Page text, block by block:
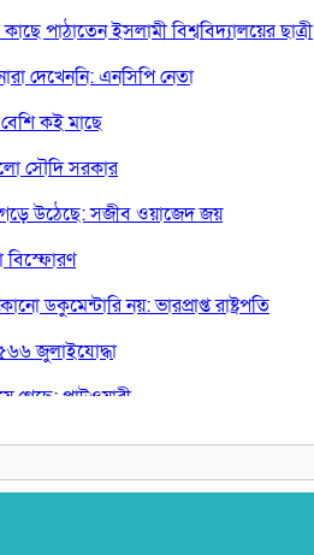
পাঠাতেন ইসলামী বিশ্ববিদ্যালয়ের ছাত্রী
দেখেননি: এনসিপি নেতা
কই মাছে
সৌদি সরকার
গড়ে উঠেছে: সজীব ওয়াজেদ জয়
বিস্ফোরণ
ডকুমেন্টারি নয়: ভারপ্রাপ্ত রাষ্ট্রপতি
জুলাইযোদ্ধা
গেছে: পাটওয়ারী
মাহমুদ